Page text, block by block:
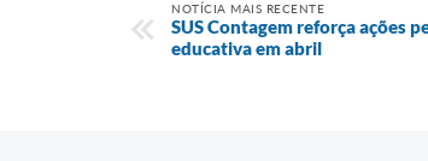
NOTÍCIA MAIS RECENTE
SUS Contagem reforça ações
educativa em abril